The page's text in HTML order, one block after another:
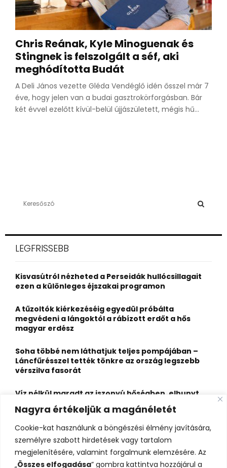
Nagyra értékeljük a magánéletét
Cookie-kat használunk a böngészési élmény javítására,
személyre szabott hirdetések vagy tartalom
megjelenítésére, valamint forgalmunk elemzésére. Az
„Összes elfogadása” gombra kattintva hozzájárul a
Chris Reának, Kyle Minoguenak és
Stingnek is felszolgált a séf, aki
meghódította Budát
A Deli János vezette Gléda Vendéglő idén ősszel már 7
éve, hogy jelen van a budai gasztrokörforgásban. Bár
két évvel ezelőtt kívül-belül újjászületett, mégis hű...
h
o
r
LEGFRISSEBB
Kisvasútról nézheted a Perseidák hullócsillagait
ezen a különleges éjszakai programon
A tűzoltók kiérkezéséig egyedül próbálta
megvédeni a lángoktól a rábízott erdőt a hős
magyar erdész
Soha többé nem láthatjuk teljes pompájában –
Láncfűrésszel tették tönkre az ország legszebb
vérszilva fasorát
Víz nélkül maradt az iszonyú hőségben, elhunyt
egy kiránduló a legnépszerűbb horvát
hegységben
Felbecsülhetetlen értékű honfoglaláskori
leletegyüttes került elő Pest megyében – videóval